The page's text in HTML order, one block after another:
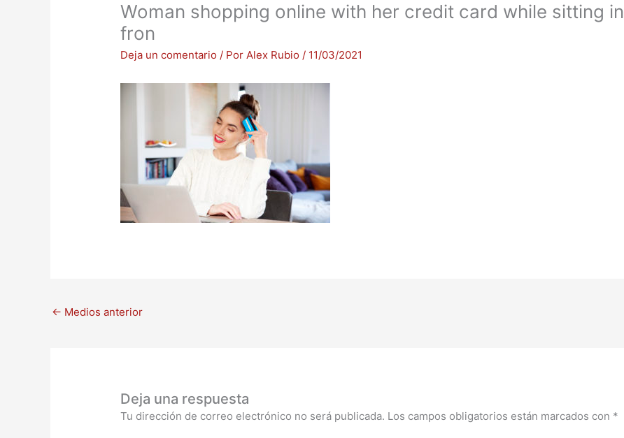
Woman shopping online with her credit card while sitting in
fron
Deja un comentario / PorAlex Rubio / 11/03/2021
← Medios anterior
Deja una respuesta
Tu dirección de correo electrónico no será publicada. Los campos obligatorios están marcados con *